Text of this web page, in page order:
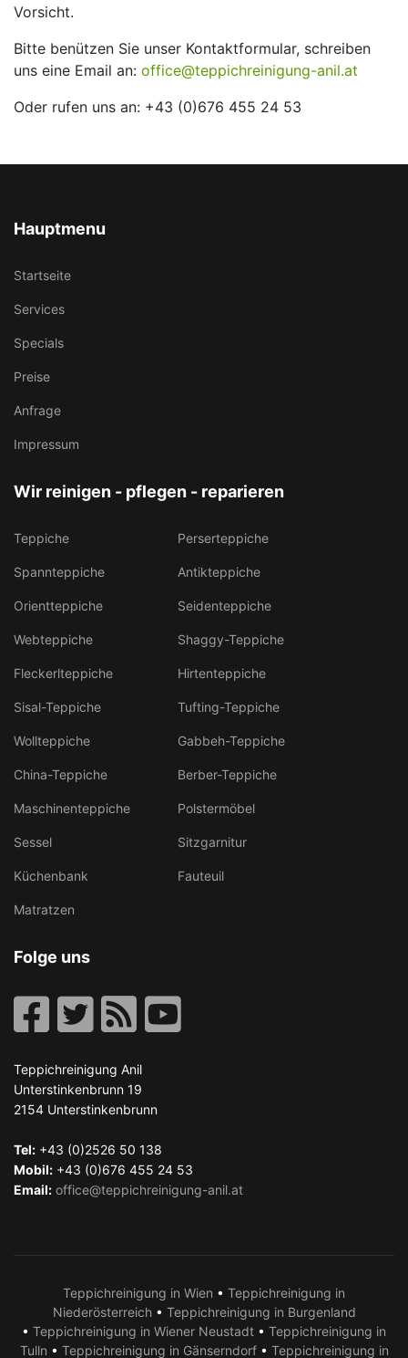
Vorsicht.
Bitte benützen Sie unser Kontaktformular, schreiben
uns eine Email an: office@teppichreinigung-anil.at
Oder rufen uns an: +43 (0)676 455 24 53
Hauptmenu
Startseite
Services
Specials
Preise
Anfrage
Impressum
Wir reinigen - pflegen - reparieren
Teppiche Perserteppiche
Spannteppiche Antikteppiche
Orientteppiche Seidenteppiche
Webteppiche Shaggy-Teppiche
Fleckerlteppiche Hirtenteppiche
Sisal-Teppiche Tufting-Teppiche
Wollteppiche Gabbeh-Teppiche
China-Teppiche Berber-Teppiche
Maschinenteppiche Polstermöbel
Sessel Sitzgarnitur
Küchenbank Fauteuil
Matratzen
Folge uns
Teppichreinigung Anil
Unterstinkenbrunn 19
2154 Unterstinkenbrunn
Tel: +43 (0)2526 50 138
Mobil: +43 (0)676 455 24 53
Email: office@teppichreinigung-anil.at
Teppichreinigung in Wien • Teppichreinigung in
Niederösterreich• Teppichreinigung in Burgenland
• Teppichreinigung in Wiener Neustadt • Teppichreinigung in
Tulln • Teppichreinigung in Gänserndorf• Teppichreinigung in